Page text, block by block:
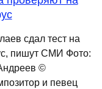
сдал тест на
пишут СМИ Фото:
©
и певец